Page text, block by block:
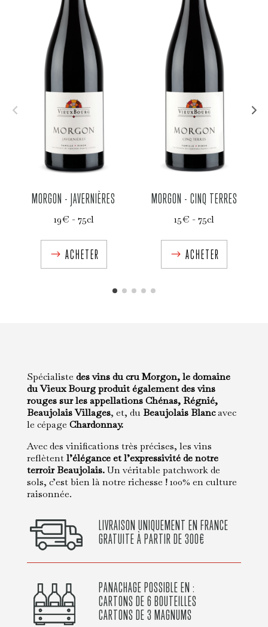
MORGON - JAVERNIÈRES
19€ - 75cl
ACHETER
MORGON - CINQ TERRES
15€ - 75cl
ACHETER
Spécialiste des vins du cru Morgon, le domaine
du Vieux Bourg produitégalementdes vins
rouges sur les appellations Chénas, Régnié,
Beaujolais Villages, et, du Beaujolais Blancavec
le cépage Chardonnay.
Avec des vinifications très précises, les vins
reflètentl’élégance et l’expressivité de notre
terroir Beaujolais.Un véritable patchwork de
sols, c’est bien là notre richesse ! 100% en culture
raisonnée.
LIVRAISON UNIQUEMENT EN FRANCE
GRATUITE À PARTIR DE 300€
PANACHAGE POSSIBLE EN :
CARTONS DE 6 BOUTEILLES
CARTONS DE 3 MAGNUMS